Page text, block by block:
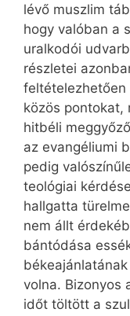
lévő muszlim
hogy valóban a
uralkodói
részletei
feltételezhetően
közös pontokat,
hitbéli
az evangéliumi
pedig
teológiai
hallgatta
nem állt
bántódása
volna. Bizonyos
időt töltött a